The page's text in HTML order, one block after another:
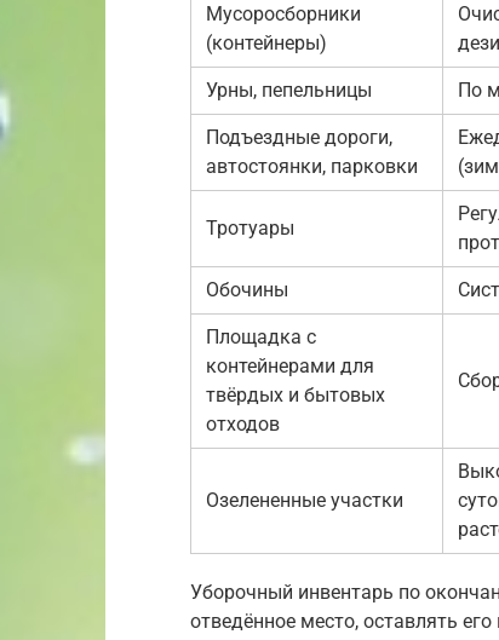
Мусоросборники
(контейнеры)
Урны, пепельницы По
Подъездные дороги,
автостоянки, парковки
Тротуары
Обочины
Площадка с
контейнерами для
твёрдых и бытовых
отходов
Озелененные участки
Уборочный инвентарь по
отведённое место, оставлять